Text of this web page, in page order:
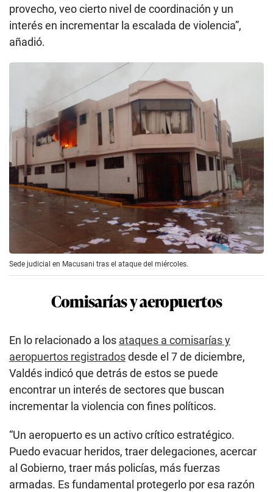
provecho, veo cierto nivel de coordinación y un
interés en incrementar la escalada de violencia”,
añadió.
Sede judicial en Macusani tras el ataque del miércoles.
Comisarías y aeropuertos
En lo relacionado a los ataques a comisarías y
aeropuertos registradosdesde el 7 de diciembre,
Valdés indicó que detrás de estos se puede
encontrar un interés de sectores que buscan
incrementar la violencia con fines políticos.
“Un aeropuerto es un activo crítico estratégico.
Puedo evacuar heridos, traer delegaciones, acercar
al Gobierno, traer más policías, más fuerzas
armadas. Es fundamental protegerlo por esa razón